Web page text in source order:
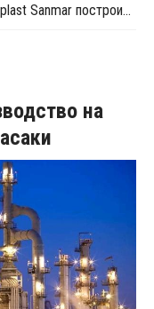
Kem One совместно с индийской Chemplast Sanmar построит завод хлорированного ПВХ в Индии
на